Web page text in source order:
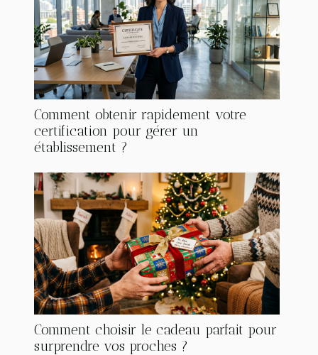
Comment obtenir rapidement votre
certification pour gérer un
établissement ?
Comment choisir le cadeau parfait pour
surprendre vos proches ?